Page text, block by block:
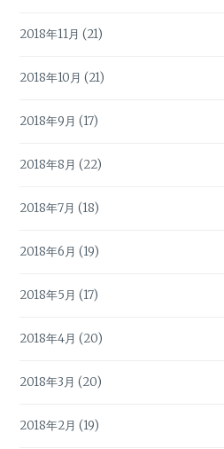
2018年11月 (21)
2018年10月 (21)
2018年9月 (17)
2018年8月 (22)
2018年7月 (18)
2018年6月 (19)
2018年5月 (17)
2018年4月 (20)
2018年3月 (20)
2018年2月 (19)